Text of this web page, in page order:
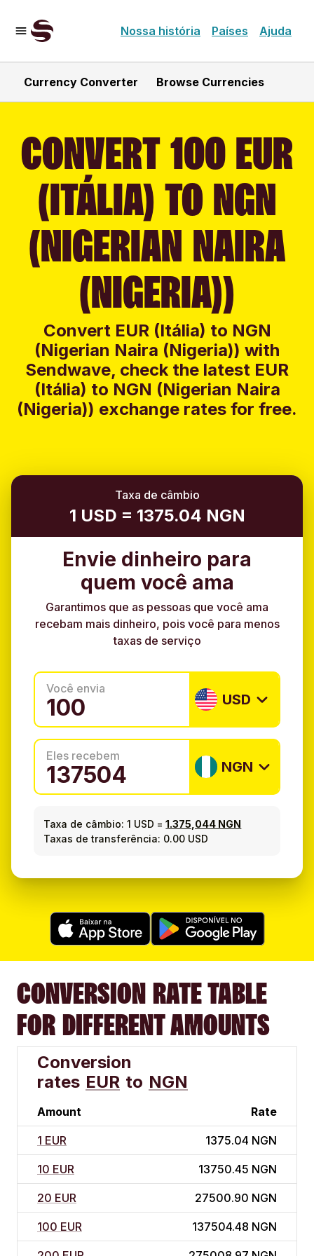
Nossa história Países Ajuda
Currency Converter Browse Currencies
CONVERT 100 EUR
(ITÁLIA) TO NGN
(NIGERIAN NAIRA
(NIGERIA))
Convert EUR (Itália) to NGN
(Nigerian Naira (Nigeria)) with
Sendwave, check the latest EUR
(Itália) to NGN (Nigerian Naira
(Nigeria)) exchange rates for free.
Taxa de câmbio
1 USD = 1375.04 NGN
Envie dinheiro para
quem você ama
Garantimos que as pessoas que você ama
recebam mais dinheiro, pois você para menos
taxas de serviço
Você envia
USD
Eles recebem
NGN
Taxa de câmbio: 1 USD =1.375,044 NGN
Taxas de transferência: 0.00 USD
CONVERSION RATE TABLE
FOR DIFFERENT AMOUNTS
Conversion
rates EUR to NGN
Amount Rate
1 EUR 1375.04 NGN
10 EUR 13750.45 NGN
20 EUR 27500.90 NGN
100 EUR 137504.48 NGN